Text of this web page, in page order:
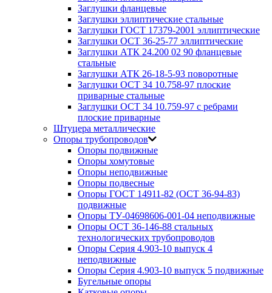
Заглушки фланцевые
Заглушки эллиптические стальные
Заглушки ГОСТ 17379-2001 эллиптические
Заглушки ОСТ 36-25-77 эллиптические
Заглушки АТК 24.200 02 90 фланцевые
стальные
Заглушки АТК 26-18-5-93 поворотные
Заглушки ОСТ 34 10.758-97 плоские
приварные стальные
Заглушки ОСТ 34 10.759-97 с ребрами
плоские приварные
Штуцера металлические
Опоры трубопроводов
Опоры подвижные
Опоры хомутовые
Опоры неподвижные
Опоры подвесные
Опоры ГОСТ 14911-82 (ОСТ 36-94-83)
подвижные
Опоры ТУ-04698606-001-04 неподвижные
Опоры ОСТ 36-146-88 стальных
технологических трубопроводов
Опоры Серия 4.903-10 выпуск 4
неподвижные
Опоры Серия 4.903-10 выпуск 5 подвижные
Бугельные опоры